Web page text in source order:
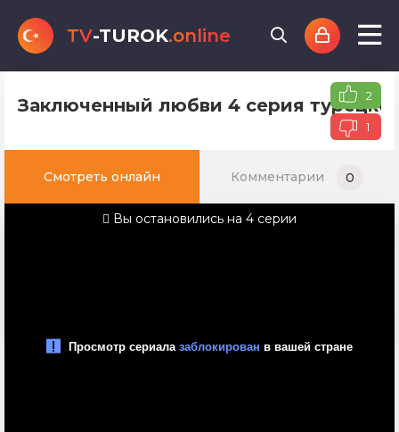
TV-TUROK.online
Заключенный любви 4 серия 2
1
Смотреть онлайн Комментарии 0
Вы остановились на 4 серии